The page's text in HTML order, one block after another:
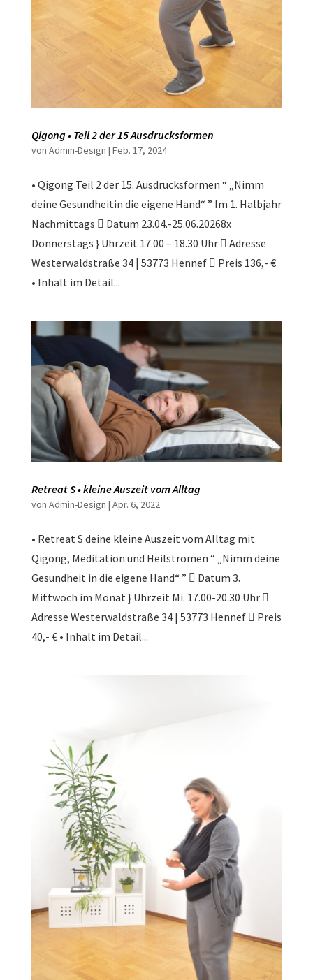
Qigong • Teil 2 der 15 Ausdrucksformen
von Admin-Design | Feb. 17, 2024
• Qigong Teil 2 der 15. Ausdrucksformen “ „Nimm
deine Gesundheitin die eigene Hand“ ” Im 1. Halbjahr
Nachmittags  Datum 23.04.-25.06.20268x
Donnerstags } Uhrzeit 17.00 – 18.30 Uhr  Adresse
Westerwaldstraße 34 | 53773 Hennef  Preis 136,- €
• Inhalt im Detail...
Retreat S • kleine Auszeit vom Alltag
von Admin-Design | Apr. 6, 2022
• Retreat S deine kleine Auszeit vom Alltag mit
Qigong, Meditation und Heilströmen “ „Nimm deine
Gesundheit in die eigene Hand“ ”  Datum 3.
Mittwoch im Monat } Uhrzeit Mi. 17.00-20.30 Uhr 
Adresse Westerwaldstraße 34 | 53773 Hennef  Preis
40,- € • Inhalt im Detail...